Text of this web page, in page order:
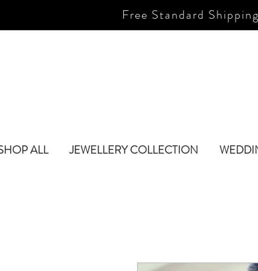
Free Standard
ALL JEWELLERY COLLECTION